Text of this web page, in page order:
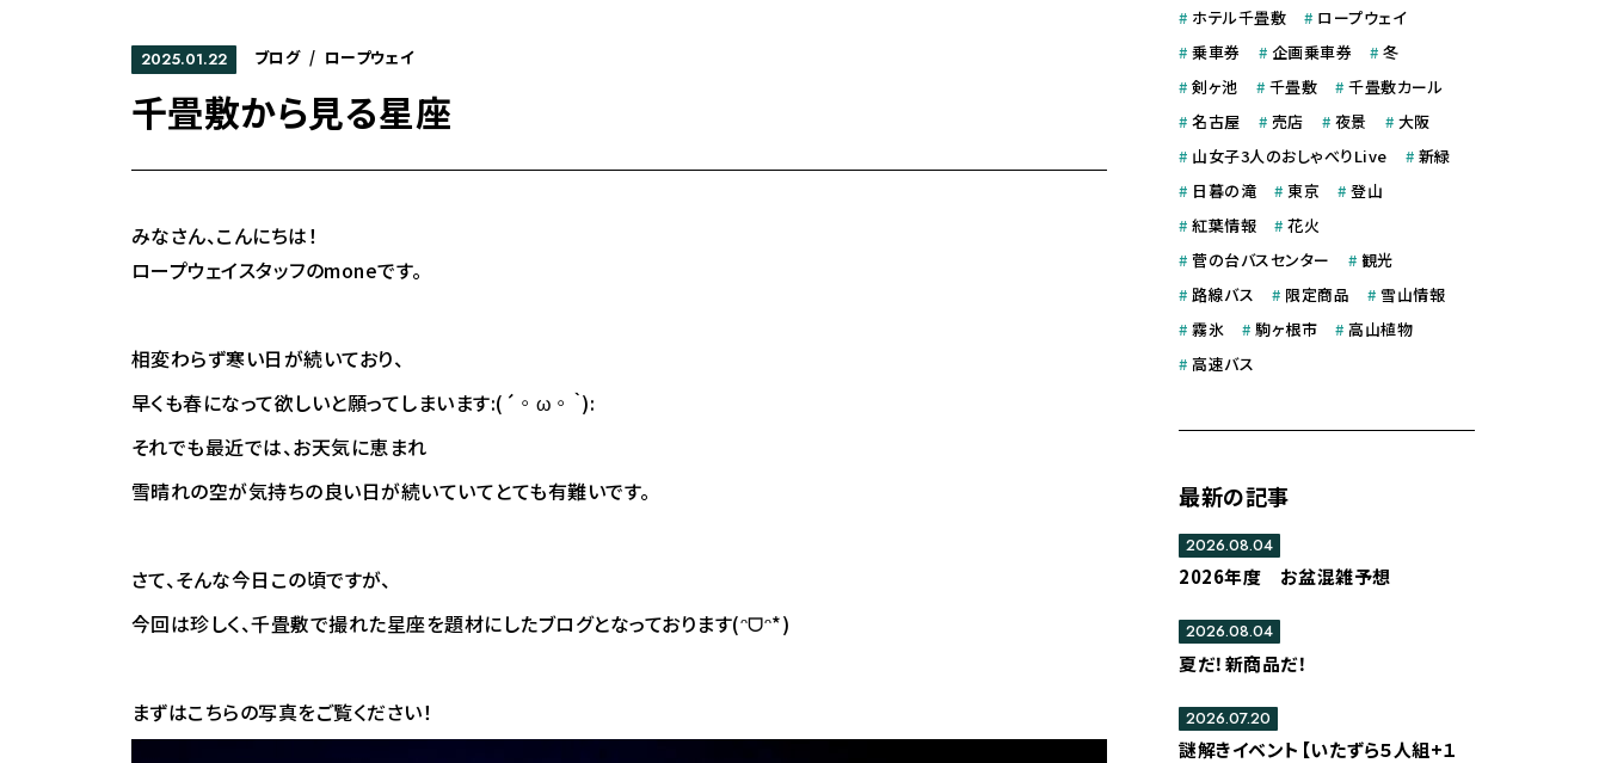
2025.01.22 ブログ / ロープウェイ
千畳敷から見る星座
みなさん、こんにちは！
ロープウェイスタッフのmoneです。
相変わらず寒い日が続いており、
早くも春になって欲しいと願ってしまいます:(´◦ω◦｀):
それでも最近では、お天気に恵まれ
雪晴れの空が気持ちの良い日が続いていてとても有難いです。
さて、そんな今日この頃ですが、
今回は珍しく、千畳敷で撮れた星座を題材にしたブログとなっております(ᵔᗜᵔ*)
まずはこちらの写真をご覧ください！
# ホテル千畳敷 # ロープウェイ
# 乗車券 # 企画乗車券 # 冬
# 剣ヶ池 # 千畳敷 # 千畳敷カール
# 名古屋 # 売店 # 夜景 # 大阪
# 山女子3人のおしゃべりLive # 新緑
# 日暮の滝 # 東京 # 登山
# 紅葉情報 # 花火
# 菅の台バスセンター # 観光
# 路線バス # 限定商品 # 雪山情報
# 霧氷 # 駒ヶ根市 # 高山植物
# 高速バス
最新の記事
2026年度 お盆混雑予想
2026.08.04
夏だ！新商品だ！
2026.08.04
謎解きイベント【いたずら５人組+１
2026.07.20